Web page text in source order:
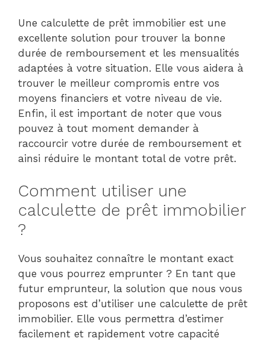
Une calculette de prêt immobilier est une
excellente solution pour trouver la bonne
durée de remboursement et les mensualités
adaptées à votre situation. Elle vous aidera à
trouver le meilleur compromis entre vos
moyens financiers et votre niveau de vie.
Enfin, il est important de noter que vous
pouvez à tout moment demander à
raccourcir votre durée de remboursement et
ainsi réduire le montant total de votre prêt.
Comment utiliser une
calculette de prêt immobilier
?
Vous souhaitez connaître le montant exact
que vous pourrez emprunter ? En tant que
futur emprunteur, la solution que nous vous
proposons est d’utiliser une calculette de prêt
immobilier. Elle vous permettra d’estimer
facilement et rapidement votre capacité